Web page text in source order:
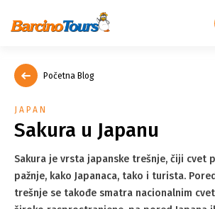
Početna Blog
JAPAN
Sakura u Japanu
Sakura je vrsta japanske trešnje, čiji cvet
pažnje, kako Japanaca, tako i turista.
trešnje se takođe smatra nacionalnim